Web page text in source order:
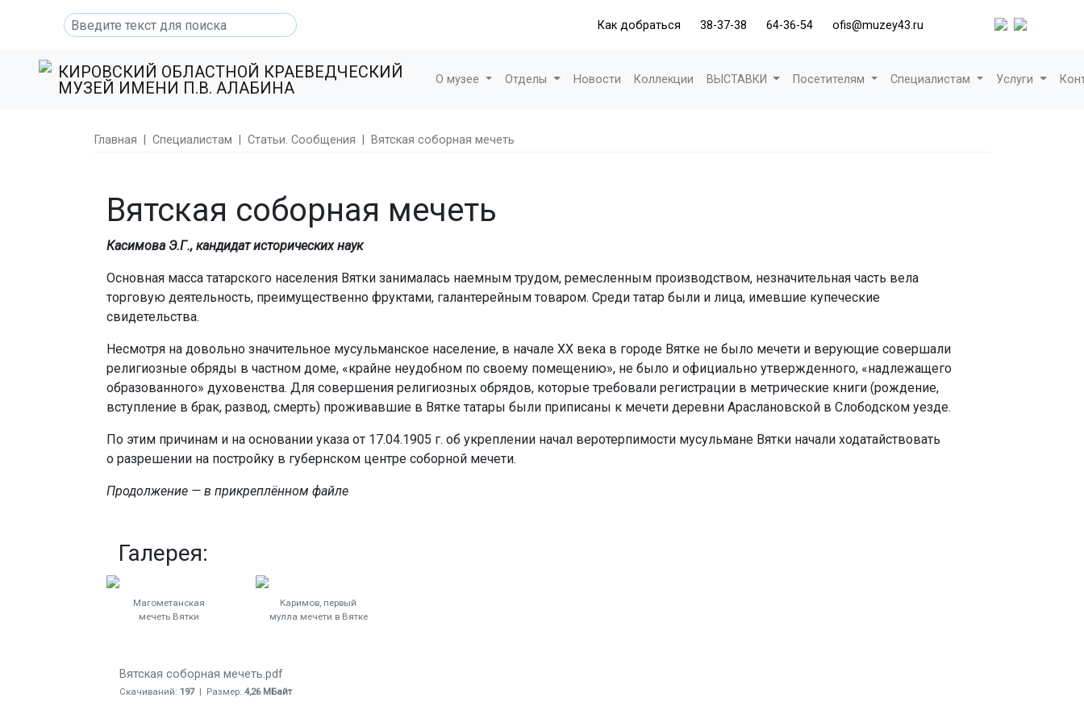
Как добраться 38-37-38 64-36-54 ofis@muzey43.ru
КИРОВСКИЙ ОБЛАСТНОЙ КРАЕВЕДЧЕСКИЙ
МУЗЕЙ ИМЕНИ П.В. АЛАБИНА
О музее Отделы Новости Коллекции ВЫСТАВКИ Посетителям Специалистам Услуги
Главная Специалистам Статьи. Сообщения Вятская соборная мечеть
Вятская соборная мечеть
Касимова Э.Г., кандидат исторических наук
Основная масса татарского населения Вятки занималась наемным трудом, ремесленным производством, незначительная часть вела
торговую деятельность, преимущественно фруктами, галантерейным товаром. Среди татар были и лица, имевшие купеческие
свидетельства.
Несмотря на довольно значительное мусульманское население, в начале ХХ века в городе Вятке не было мечети и верующие совершали
религиозные обряды в частном доме, «крайне неудобном по своему помещению», не было и официально утвержденного, «надлежащего
образованного» духовенства. Для совершения религиозных обрядов, которые требовали регистрации в метрические книги (рождение,
вступление в брак, развод, смерть) проживавшие в Вятке татары были приписаны к мечети деревни Араслановской в Слободском уезде.
По этим причинам и на основании указа от 17.04.1905 г. об укреплении начал веротерпимости мусульмане Вятки начали ходатайствовать
о разрешении на постройку в губернском центре соборной мечети.
Продолжение — в прикреплённом файле
Галерея:
Магометанская
мечеть Вятки
Каримов, первый
мулла мечети в Вятке
Вятская соборная мечеть.pdf
Скачиваний: 197| Размер: 4,26 МБайт